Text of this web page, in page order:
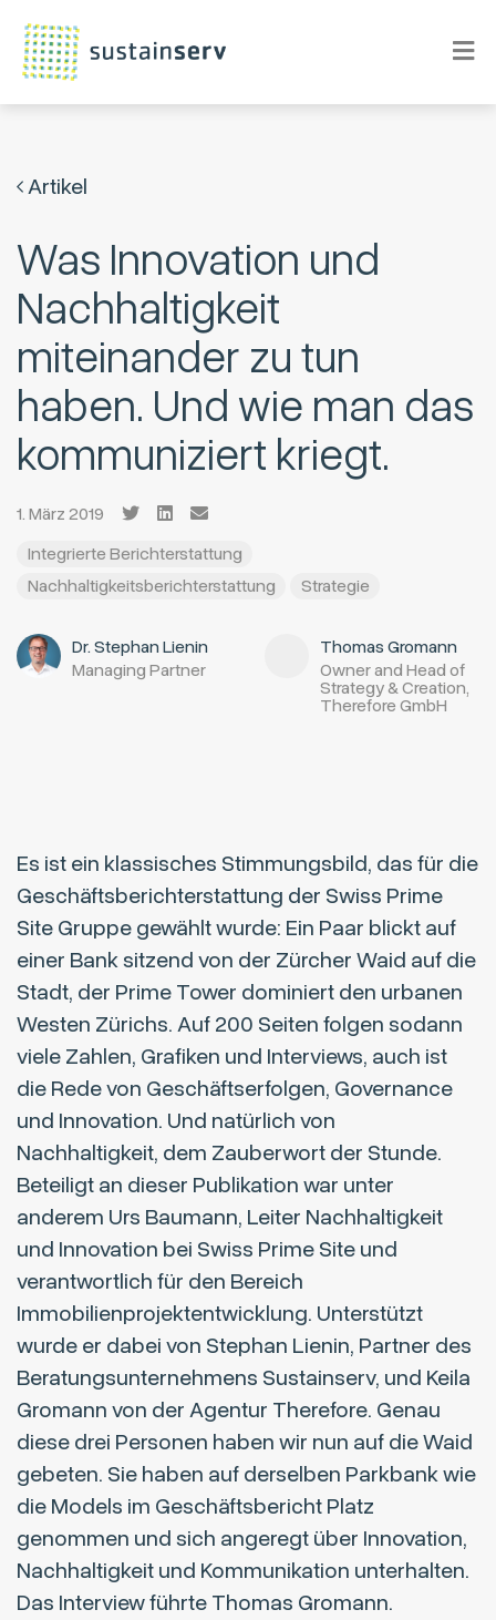
Artikel
Was Innovation und
Nachhaltigkeit
miteinander zu tun
haben. Und wie man das
kommuniziert kriegt.
1. März 2019
Integrierte Berichterstattung
Nachhaltigkeitsberichterstattung
Strategie
Dr. Stephan Lienin
Managing Partner
Thomas Gromann
Owner and Head of
Strategy & Creation,
Therefore GmbH
Es ist ein klassisches Stimmungsbild, das für die
Geschäftsberichterstattung der Swiss Prime
Site Gruppe gewählt wurde: Ein Paar blickt auf
einer Bank sitzend von der Zürcher Waid auf die
Stadt, der Prime Tower dominiert den urbanen
Westen Zürichs. Auf 200 Seiten folgen sodann
viele Zahlen, Grafiken und Interviews, auch ist
die Rede von Geschäftserfolgen, Governance
und Innovation. Und natürlich von
Nachhaltigkeit, dem Zauberwort der Stunde.
Beteiligt an dieser Publikation war unter
anderem Urs Baumann, Leiter Nachhaltigkeit
und Innovation bei Swiss Prime Site und
verantwortlich für den Bereich
Immobilienprojektentwicklung. Unterstützt
wurde er dabei von Stephan Lienin, Partner des
Beratungsunternehmens Sustainserv, und Keila
Gromann von der Agentur Therefore. Genau
diese drei Personen haben wir nun auf die Waid
gebeten. Sie haben auf derselben Parkbank wie
die Models im Geschäftsbericht Platz
genommen und sich angeregt über Innovation,
Nachhaltigkeit und Kommunikation unterhalten.
Das Interview führte Thomas Gromann.